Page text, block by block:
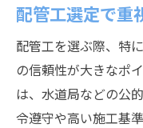
配管工選定で重
配管工を選ぶ際、特
の信頼性が大きなポ
は、水道局などの公
令遵守や高い施工基